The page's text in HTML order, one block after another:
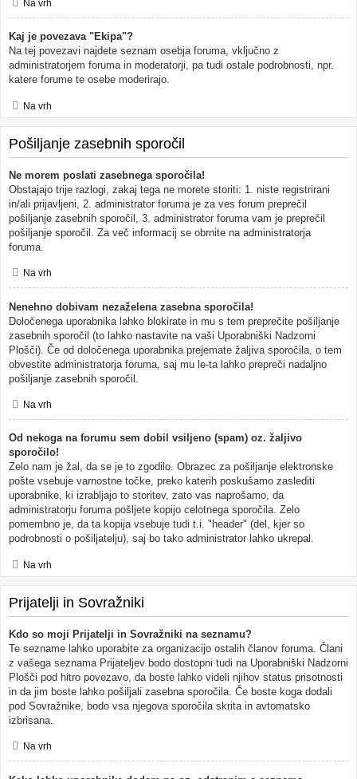
Na vrh
Kaj je povezava "Ekipa"?
Na tej povezavi najdete seznam osebja foruma, vključno z
administratorjem foruma in moderatorji, pa tudi ostale podrobnosti, npr.
katere forume te osebe moderirajo.
Na vrh
Pošiljanje zasebnih sporočil
Ne morem poslati zasebnega sporočila!
Obstajajo trije razlogi, zakaj tega ne morete storiti: 1. niste registrirani
in/ali prijavljeni, 2. administrator foruma je za ves forum preprečil
pošiljanje zasebnih sporočil, 3. administrator foruma vam je preprečil
pošiljanje sporočil. Za več informacij se obrnite na administratorja
foruma.
Na vrh
Nenehno dobivam nezaželena zasebna sporočila!
Določenega uporabnika lahko blokirate in mu s tem preprečite pošiljanje
zasebnih sporočil (to lahko nastavite na vaši Uporabniški Nadzorni
Plošči). Če od določenega uporabnika prejemate žaljiva sporočila, o tem
obvestite administratorja foruma, saj mu le-ta lahko prepreči nadaljno
pošiljanje zasebnih sporočil.
Na vrh
Od nekoga na forumu sem dobil vsiljeno (spam) oz. žaljivo
sporočilo!
Zelo nam je žal, da se je to zgodilo. Obrazec za pošiljanje elektronske
pošte vsebuje varnostne točke, preko katerih poskušamo zaslediti
uporabnike, ki izrabljajo to storitev, zato vas naprošamo, da
administratorju foruma pošljete kopijo celotnega sporočila. Zelo
pomembno je, da ta kopija vsebuje tudi t.i. "header" (del, kjer so
podrobnosti o pošiljatelju), saj bo tako administrator lahko ukrepal.
Na vrh
Prijatelji in Sovražniki
Kdo so moji Prijatelji in Sovražniki na seznamu?
Te sezname lahko uporabite za organizacijo ostalih članov foruma. Člani
z vašega seznama Prijateljev bodo dostopni tudi na Uporabniški Nadzorni
Plošči pod hitro povezavo, da boste lahko videli njihov status prisotnosti
in da jim boste lahko pošiljali zasebna sporočila. Če boste koga dodali
pod Sovražnike, bodo vsa njegova sporočila skrita in avtomatsko
izbrisana.
Na vrh